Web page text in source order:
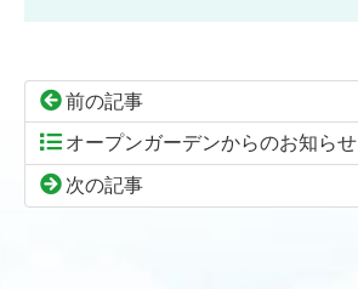
前の記事
オープンガーデンからのお知らせ
次の記事